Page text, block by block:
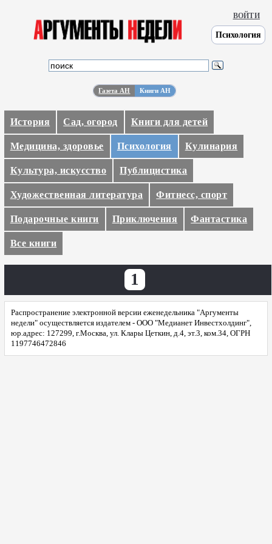
Психология
ВОЙТИ
Газета АН Книги АН
История Сад, огород Книги для детей
Медицина, здоровье Психология Кулинария
Культура, искусство Публицистика
Художественная литература Фитнесс, спорт
Подарочные книги Приключения Фантастика
Все книги
1
Распространение электронной версии еженедельника "Аргументы
недели" осуществляется издателем - ООО "Медианет Инвестхолдинг",
юр.адрес: 127299, г.Москва, ул. Клары Цеткин, д.4, эт.3, ком.34, ОГРН
1197746472846